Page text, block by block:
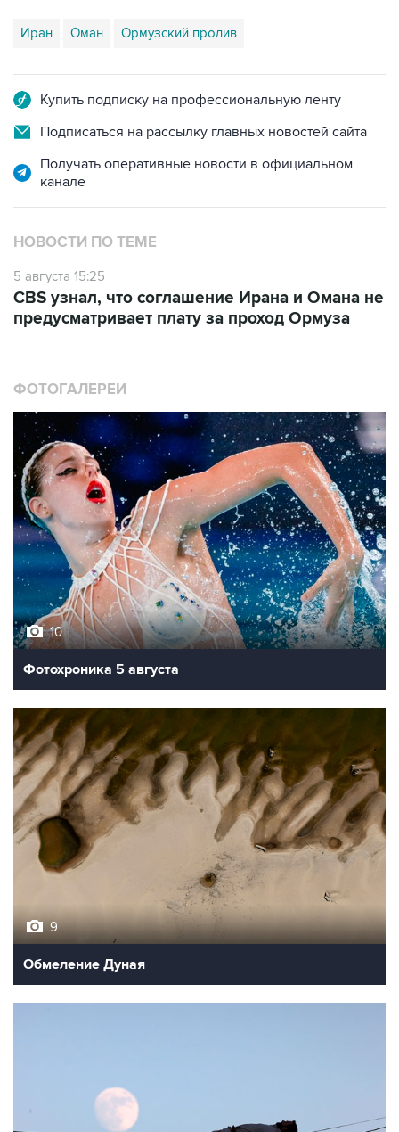
Иран Оман Ормузский пролив
Купить подписку на профессиональную ленту
Подписаться на рассылку главных новостей сайта
Получать оперативные новости в официальном
канале
НОВОСТИ ПО ТЕМЕ
5 августа 15:25
CBS узнал, что соглашение Ирана и Омана не
предусматривает плату за проход Ормуза
ФОТОГАЛЕРЕИ
10
Фотохроника 5 августа
9
Обмеление Дуная